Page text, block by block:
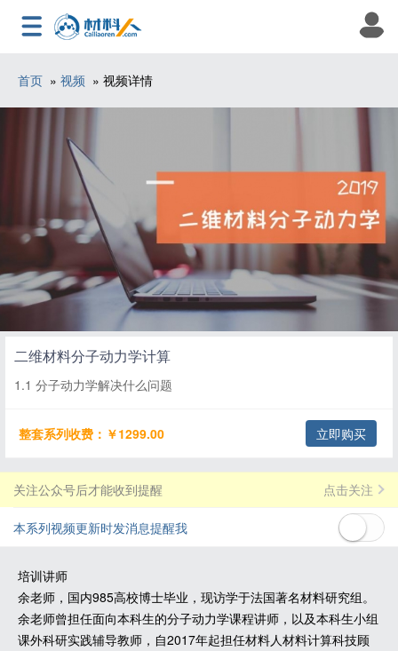
首页 » 视频 » 视频详情
二维材料分子动力学计算
1.1 分子动力学解决什么问题
整套系列收费：￥1299.00 立即购买
关注公众号后才能收到提醒 点击关注
本系列视频更新时发消息提醒我
培训讲师
余老师，国内985高校博士毕业，现访学于法国著名材料研究组。
余老师曾担任面向本科生的分子动力学课程讲师，以及本科生小组
课外科研实践辅导教师，自2017年起担任材料人材料计算科技顾